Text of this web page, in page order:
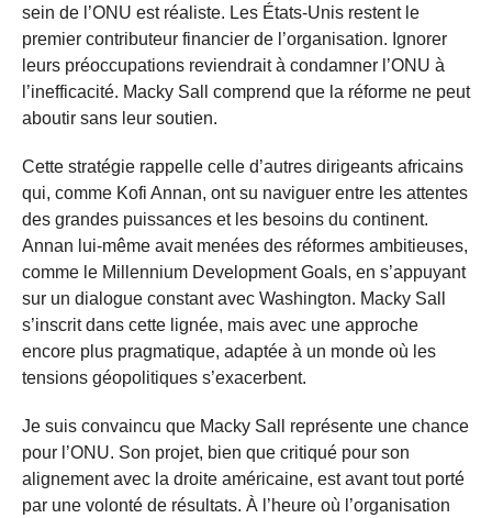
sein de l’ONU est réaliste. Les États-Unis restent le
premier contributeur financier de l’organisation. Ignorer
leurs préoccupations reviendrait à condamner l’ONU à
l’inefficacité. Macky Sall comprend que la réforme ne peut
aboutir sans leur soutien.
Cette stratégie rappelle celle d’autres dirigeants africains
qui, comme Kofi Annan, ont su naviguer entre les attentes
des grandes puissances et les besoins du continent.
Annan lui-même avait menées des réformes ambitieuses,
comme le Millennium Development Goals, en s’appuyant
sur un dialogue constant avec Washington. Macky Sall
s’inscrit dans cette lignée, mais avec une approche
encore plus pragmatique, adaptée à un monde où les
tensions géopolitiques s’exacerbent.
Je suis convaincu que Macky Sall représente une chance
pour l’ONU. Son projet, bien que critiqué pour son
alignement avec la droite américaine, est avant tout porté
par une volonté de résultats. À l’heure où l’organisation